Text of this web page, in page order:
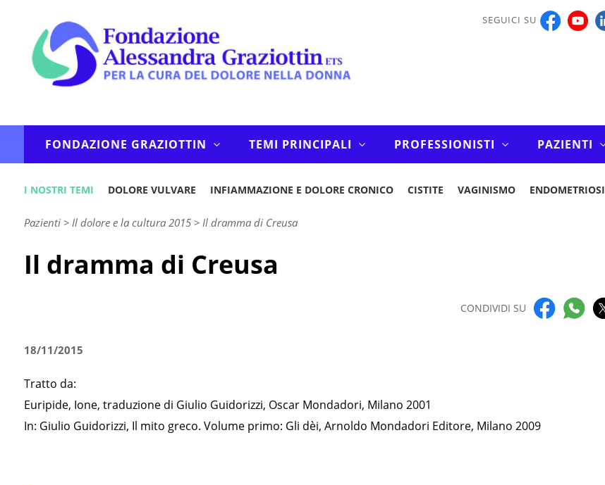
SEGUICI SU
FONDAZIONE GRAZIOTTIN TEMI PRINCIPALI PROFESSIONISTI PAZIENTI
I NOSTRI TEMI DOLORE VULVARE INFIAMMAZIONE E DOLORE CRONICO CISTITE VAGINISMO ENDOMETRIOSI
Pazienti> Il dolore e la cultura 2015 > Il dramma di Creusa
Il dramma di Creusa
CONDIVIDI SU
18/11/2015
Tratto da:
Euripide, Ione, traduzione di Giulio Guidorizzi, Oscar Mondadori, Milano 2001
In: Giulio Guidorizzi, Il mito greco. Volume primo: Gli dèi, Arnoldo Mondadori Editore, Milano 2009